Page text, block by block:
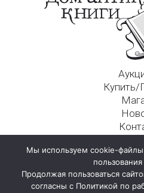
Купить/
125009, г. Москва,
Мы используем cookie-
Продолжая пользоваться
согласны с Политикой по